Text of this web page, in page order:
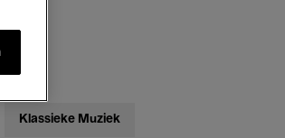
Klassieke Muziek